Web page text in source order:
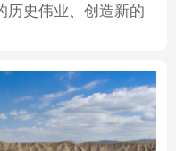
亚太网 上市公司
历史伟业、创造新的